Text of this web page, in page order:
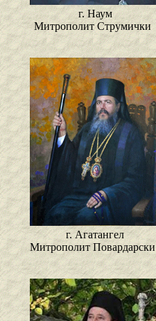
г. Наум
Митрополит Струмички
г. Агатангел
Митрополит Повардарски